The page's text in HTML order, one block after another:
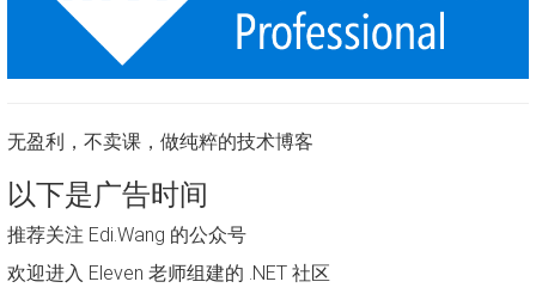
无盈利，不卖课，做纯粹的技术博客
以下是广告时间
推荐关注 Edi.Wang 的公众号
欢迎进入 Eleven 老师组建的 .NET 社区